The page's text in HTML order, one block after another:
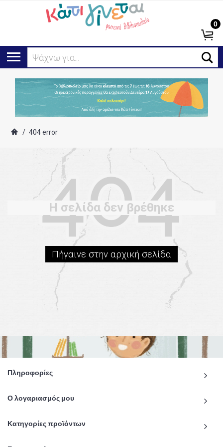
Ψάχνω για...
0
/ 404 error
Η σελίδα δεν βρέθηκε
Πήγαινε στην αρχική σελίδα
Πληροφορίες
Ο λογαριασμός μου
Κατηγορίες προϊόντων